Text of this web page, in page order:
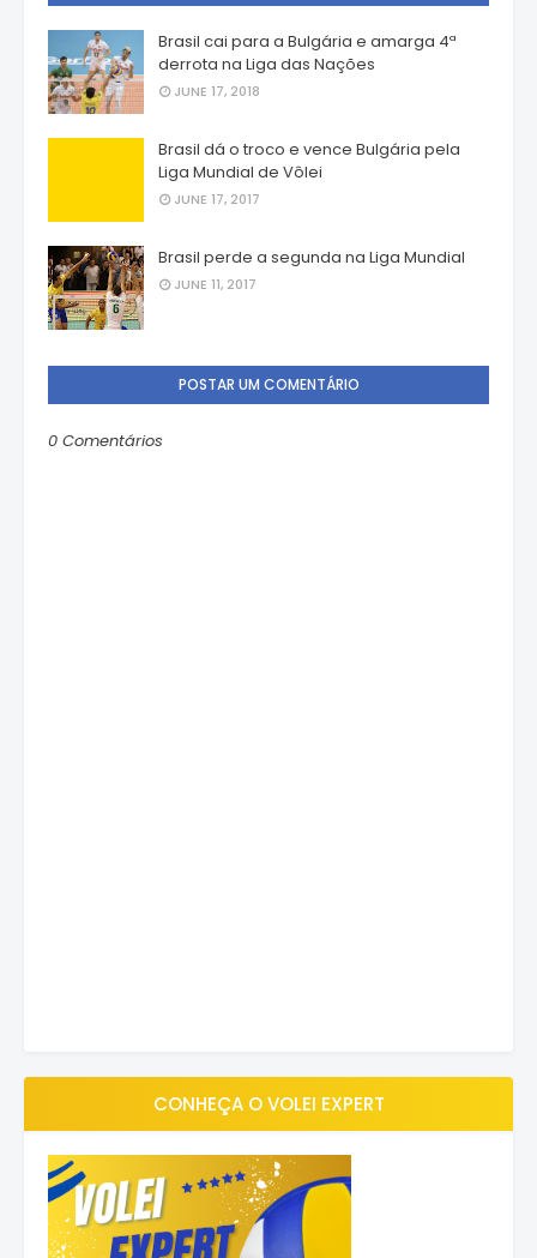
Brasil cai para a Bulgária e amarga 4ª
derrota na Liga das Nações
JUNE 17, 2018
Brasil dá o troco e vence Bulgária pela
Liga Mundial de Vôlei
JUNE 17, 2017
Brasil perde a segunda na Liga Mundial
JUNE 11, 2017
POSTAR UM COMENTÁRIO
0 Comentários
CONHEÇA O VOLEI EXPERT